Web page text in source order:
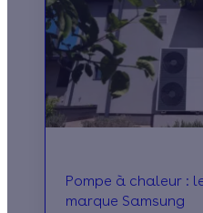
Pompe à chaleur :
marque Samsung